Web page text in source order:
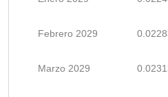
Febrero 2029
Marzo 2029